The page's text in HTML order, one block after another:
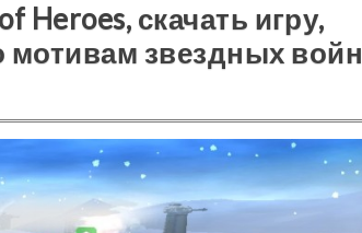
Heroes, скачать игру,
мотивам звездных войн